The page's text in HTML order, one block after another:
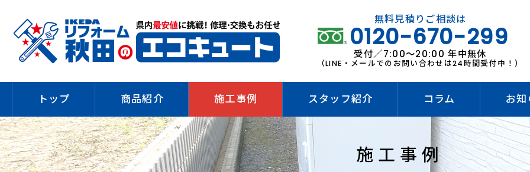
無料見積りご相談は
0120-670-299
受付／7:00～20:00 年中無休
（LINE・メールでのお問い合わせは24時間受付中！）
トップ 商品紹介 施工事例 スタッフ紹介 コラム お
施工事例